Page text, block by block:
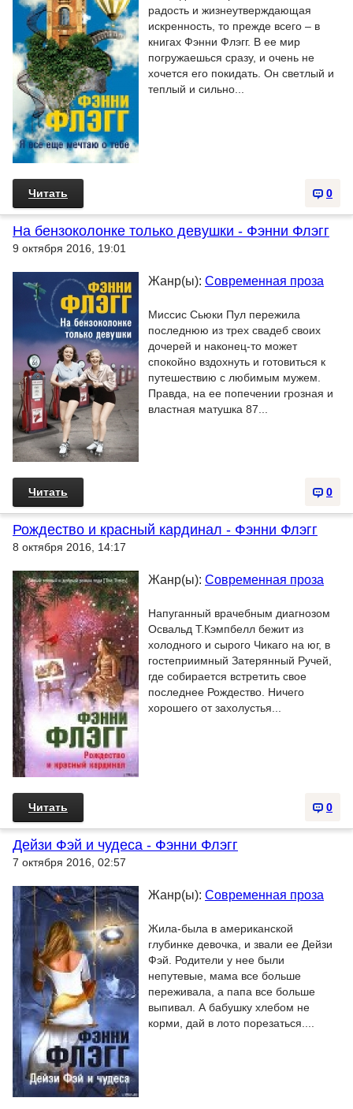
радость и жизнеутверждающая
искренность, то прежде всего – в
книгах Фэнни Флэгг. В ее мир
погружаешься сразу, и очень не
хочется его покидать. Он светлый и
теплый и сильно...
0
Читать
На бензоколонке только девушки - Фэнни Флэгг
9 октября 2016, 19:01
Жанр(ы): Современная проза
Миссис Сьюки Пул пережила
последнюю из трех свадеб своих
дочерей и наконец-то может
спокойно вздохнуть и готовиться к
путешествию с любимым мужем.
Правда, на ее попечении грозная и
властная матушка 87...
0
Читать
Рождество и красный кардинал - Фэнни Флэгг
8 октября 2016, 14:17
Жанр(ы): Современная проза
Напуганный врачебным диагнозом
Освальд Т.Кэмпбелл бежит из
холодного и сырого Чикаго на юг, в
гостеприимный Затерянный Ручей,
где собирается встретить свое
последнее Рождество. Ничего
хорошего от захолустья...
0
Читать
Дейзи Фэй и чудеса - Фэнни Флэгг
7 октября 2016, 02:57
Жанр(ы): Современная проза
Жила-была в американской
глубинке девочка, и звали ее Дейзи
Фэй. Родители у нее были
непутевые, мама все больше
переживала, а папа все больше
выпивал. А бабушку хлебом не
корми, дай в лото порезаться....